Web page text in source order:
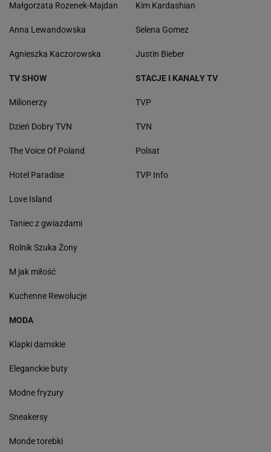
Małgorzata Rozenek-Majdan
Anna Lewandowska
Agnieszka Kaczorowska
Kim Kardashian
Selena Gomez
Justin Bieber
TV SHOW
Milionerzy
Dzień Dobry TVN
The Voice Of Poland
Hotel Paradise
Love Island
Taniec z gwiazdami
Rolnik Szuka Żony
M jak miłość
Kuchenne Rewolucje
STACJE I KANAŁY TV
TVP
TVN
Polsat
TVP Info
MODA
Klapki damskie
Eleganckie buty
Modne fryzury
Sneakersy
Monde torebki